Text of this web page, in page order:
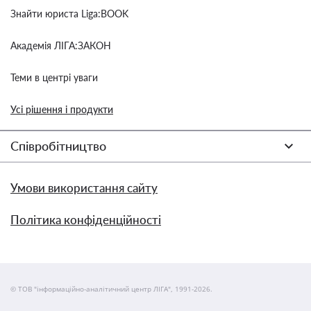
Знайти юриста Liga:BOOK
Академія ЛІГА:ЗАКОН
Теми в центрі уваги
Усі рішення і продукти
Співробітництво
Умови використання сайту
Політика конфіденційності
© ТОВ "інформаційно-аналітичний центр ЛІГА", 1991-2026.